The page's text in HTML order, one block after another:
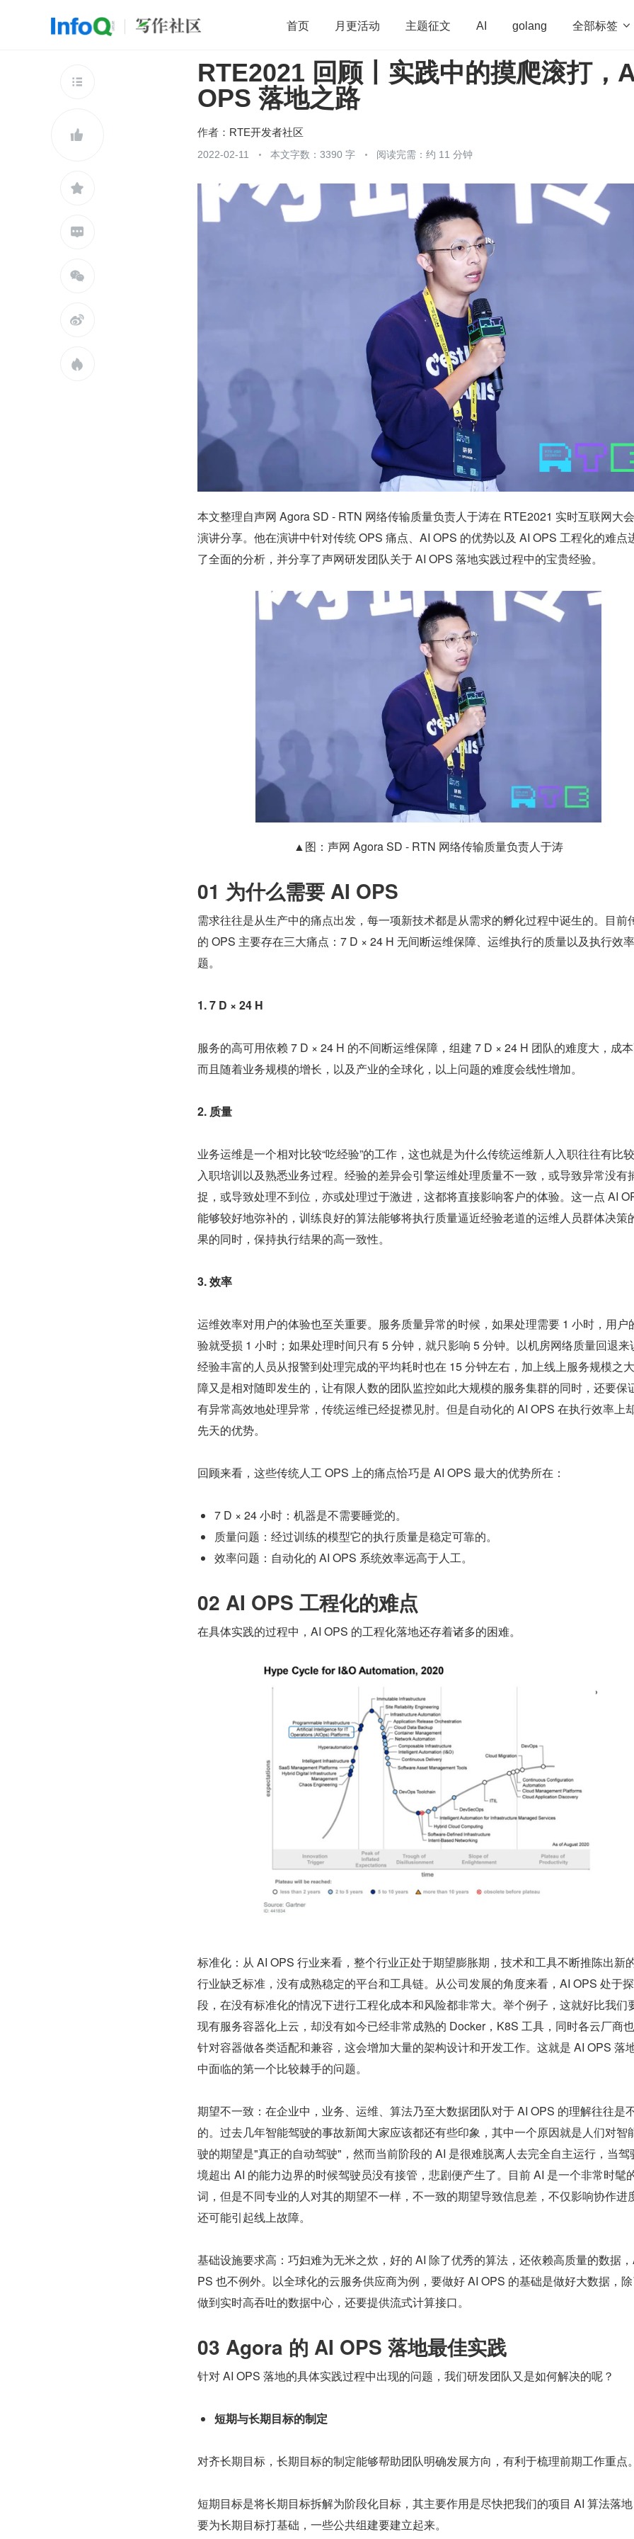
首页 月更活动 主题征文 AI golang 全部标签 
开源 架构 OpenHarmony 算法 学习方法 Web3.0 高
团队管理 程序员
查看更多







RTE2021 回顾丨实践中的摸爬滚打，
OPS 落地之路
作者： RTE开发者社区
2022-02-11 本文字数：3390 字 阅读完需：约 11 分钟
本文整理自声网 Agora SD - RTN 网络传输质量负责人于涛在 RTE2021 实时互联网大
演讲分享。他在演讲中针对传统 OPS 痛点、AI OPS 的优势以及 AI OPS 工程化的难点
了全面的分析，并分享了声网研发团队关于 AI OPS 落地实践过程中的宝贵经验。
▲图：声网 Agora SD - RTN 网络传输质量负责人于涛
01 为什么需要 AI OPS
需求往往是从生产中的痛点出发，每一项新技术都是从需求的孵化过程中诞生的。目前
的 OPS 主要存在三大痛点：7 D × 24 H 无间断运维保障、运维执行的质量以及执行效
题。
1. 7 D × 24 H
服务的高可用依赖 7 D × 24 H 的不间断运维保障，组建 7 D × 24 H 团队的难度大，成本
而且随着业务规模的增长，以及产业的全球化，以上问题的难度会线性增加。
2. 质量
业务运维是一个相对比较“吃经验”的工作，这也就是为什么传统运维新人入职往往有比
入职培训以及熟悉业务过程。经验的差异会引擎运维处理质量不一致，或导致异常没有
捉，或导致处理不到位，亦或处理过于激进，这都将直接影响客户的体验。这一点 AI
能够较好地弥补的，训练良好的算法能够将执行质量逼近经验老道的运维人员群体决策
果的同时，保持执行结果的高一致性。
3. 效率
运维效率对用户的体验也至关重要。服务质量异常的时候，如果处理需要 1 小时，用户
验就受损 1 小时；如果处理时间只有 5 分钟，就只影响 5 分钟。以机房网络质量回退来
经验丰富的人员从报警到处理完成的平均耗时也在 15 分钟左右，加上线上服务规模之
障又是相对随即发生的，让有限人数的团队监控如此大规模的服务集群的同时，还要保
有异常高效地处理异常，传统运维已经捉襟见肘。但是自动化的 AI OPS 在执行效率上
先天的优势。
回顾来看，这些传统人工 OPS 上的痛点恰巧是 AI OPS 最大的优势所在：
7 D × 24 小时：机器是不需要睡觉的。
质量问题：经过训练的模型它的执行质量是稳定可靠的。
效率问题：自动化的 AI OPS 系统效率远高于人工。
02 AI OPS 工程化的难点
在具体实践的过程中，AI OPS 的工程化落地还存着诸多的困难。
标准化：从 AI OPS 行业来看，整个行业正处于期望膨胀期，技术和工具不断推陈出新
行业缺乏标准，没有成熟稳定的平台和工具链。从公司发展的角度来看，AI OPS 处于
段，在没有标准化的情况下进行工程化成本和风险都非常大。举个例子，这就好比我们
现有服务容器化上云，却没有如今已经非常成熟的 Docker，K8S 工具，同时各云厂商
针对容器做各类适配和兼容，这会增加大量的架构设计和开发工作。这就是 AI OPS 落
中面临的第一个比较棘手的问题。
期望不一致：在企业中，业务、运维、算法乃至大数据团队对于 AI OPS 的理解往往是
的。过去几年智能驾驶的事故新闻大家应该都还有些印象，其中一个原因就是人们对智
驶的期望是"真正的自动驾驶"，然而当前阶段的 AI 是很难脱离人去完全自主运行，当驾
境超出 AI 的能力边界的时候驾驶员没有接管，悲剧便产生了。目前 AI 是一个非常时髦
词，但是不同专业的人对其的期望不一样，不一致的期望导致信息差，不仅影响协作进
还可能引起线上故障。
基础设施要求高：巧妇难为无米之炊，好的 AI 除了优秀的算法，还依赖高质量的数据
PS 也不例外。以全球化的云服务供应商为例，要做好 AI OPS 的基础是做好大数据，
做到实时高吞吐的数据中心，还要提供流式计算接口。
03 Agora 的 AI OPS 落地最佳实践
针对 AI OPS 落地的具体实践过程中出现的问题，我们研发团队又是如何解决的呢？
短期与长期目标的制定
对齐长期目标，长期目标的制定能够帮助团队明确发展方向，有利于梳理前期工作重点。
短期目标是将长期目标拆解为阶段化目标，其主要作用是尽快把我们的项目 AI 算法落
要为长期目标打基础，一些公共组建要建立起来。